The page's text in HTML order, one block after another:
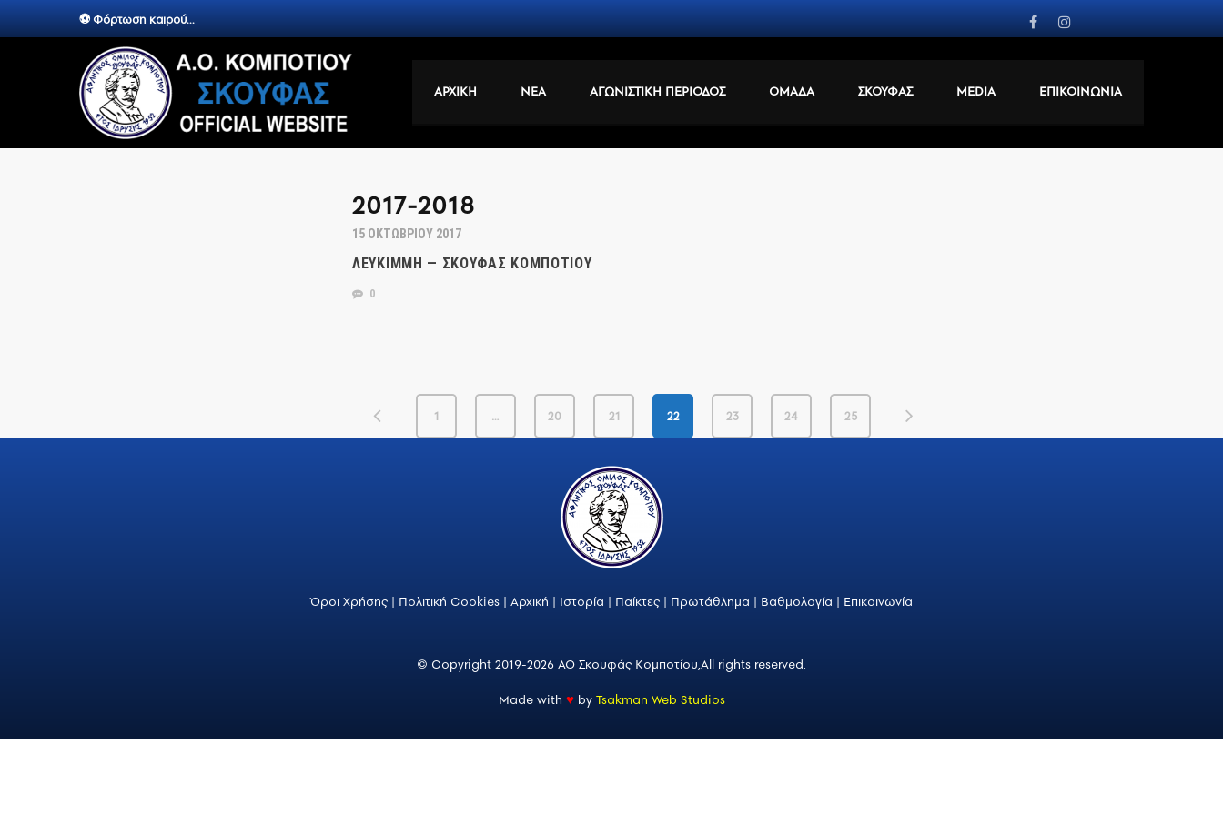
⚽ Φόρτωση καιρού...
ΑΡΧΙΚΗ ΝΕΑ ΑΓΩΝΙΣΤΙΚΗ ΠΕΡΙΟΔΟΣ ΟΜΑΔΑ ΣΚΟΥΦΑΣ MEDIA ΕΠΙΚΟΙΝΩΝΙΑ
2017-2018
15 ΟΚΤΩΒΡΊΟΥ 2017
ΛΕΥΚΊΜΜΗ — ΣΚΟΥΦΆΣ ΚΟΜΠΟΤΊΟΥ
0
1 … 20 21 22 23 24 25
Όροι Χρήσης | Πολιτική Cookies | Αρχική | Ιστορία | Παίκτες | Πρωτάθλημα | Βαθμολογία | Επικοινωνία
© Copyright 2019-2026 ΑΟ Σκουφάς Κομποτίου,All rights reserved.
Made with ♥ by Tsakman Web Studios